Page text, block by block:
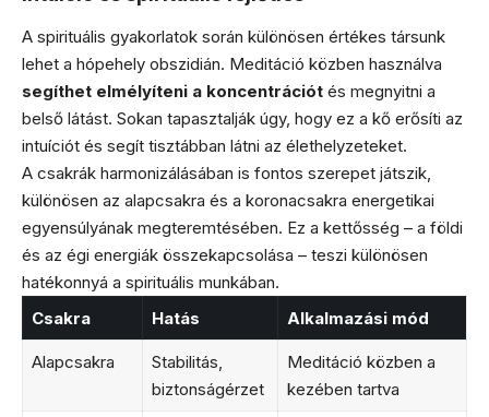
A spirituális gyakorlatok során különösen értékes társunk
lehet a hópehely obszidián. Meditáció közben használva
segíthet elmélyíteni a koncentrációt és megnyitni a
belső látást. Sokan tapasztalják úgy, hogy ez a kő erősíti az
intuíciót és segít tisztábban látni az élethelyzeteket.
A csakrák harmonizálásában is fontos szerepet játszik,
különösen az alapcsakra és a koronacsakra energetikai
egyensúlyának megteremtésében. Ez a kettősség – a földi
és az égi energiák összekapcsolása – teszi különösen
hatékonnyá a spirituális munkában.
Csakra
Hatás Alkalmazási mód
Alapcsakra
Stabilitás,
biztonságérzet
Meditáció közben a
kezében tartva